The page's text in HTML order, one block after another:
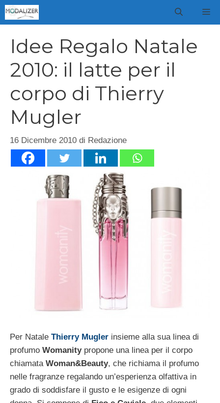
Vai
al
Idee Regalo Natale
2010: il latte per il
corpo di Thierry
Mugler
16 Dicembre 2010 di Redazione
Per Natale Thierry Mugler insieme alla sua linea di
profumo Womanitypropone una linea per il corpo
chiamata Woman&Beauty, che richiama il profumo
nelle fragranze regalando un’esperienza olfattiva in
grado di soddisfare il gusto e le esigenze di ogni